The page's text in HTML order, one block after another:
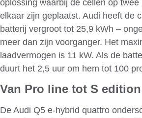
oplossing waarbij de cellen op twee
elkaar zijn geplaatst. Audi heeft de
batterij vergroot tot 25,9 kWh –
meer dan zijn voorganger. Het
laadvermogen is 11 kW. Als de
duurt het 2,5 uur om hem tot 100
Van Pro line tot S
De Audi Q5 e-hybrid quattro